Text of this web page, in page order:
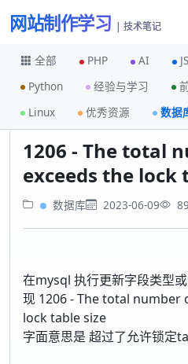
网站制作学习 | 技术笔记
全部 PHP AI
Python
经验与学习
Linux
优秀资源 数据
首页
1206 - The total number of
1206 - The total
exceeds the lock
数据库 2023-06-09 89
在mysql 执行更新字段类型
现 1206 - The total number
lock table size
字面意思是 超过了允许锁定